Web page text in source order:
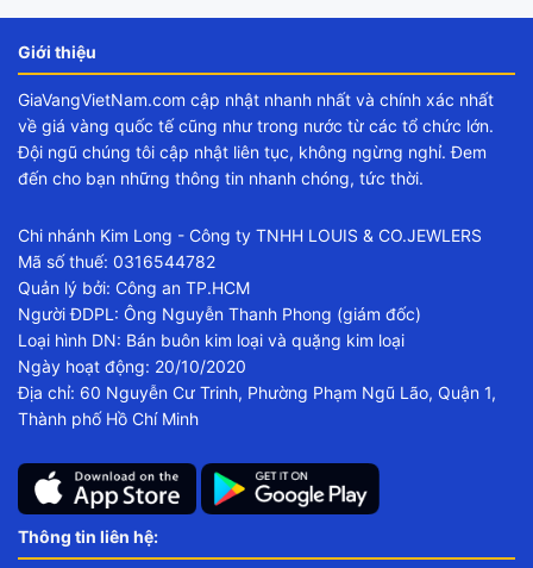
Giới thiệu
GiaVangVietNam.com cập nhật nhanh nhất và chính xác nhất
về giá vàng quốc tế cũng như trong nước từ các tổ chức lớn.
Đội ngũ chúng tôi cập nhật liên tục, không ngừng nghỉ. Đem
đến cho bạn những thông tin nhanh chóng, tức thời.
Chi nhánh Kim Long - Công ty TNHH LOUIS & CO.JEWLERS
Mã số thuế: 0316544782
Quản lý bởi: Công an TP.HCM
Người ĐDPL: Ông Nguyễn Thanh Phong (giám đốc)
Loại hình DN: Bán buôn kim loại và quặng kim loại
Ngày hoạt động: 20/10/2020
Địa chỉ: 60 Nguyễn Cư Trinh, Phường Phạm Ngũ Lão, Quận 1,
Thành phố Hồ Chí Minh
Thông tin liên hệ: